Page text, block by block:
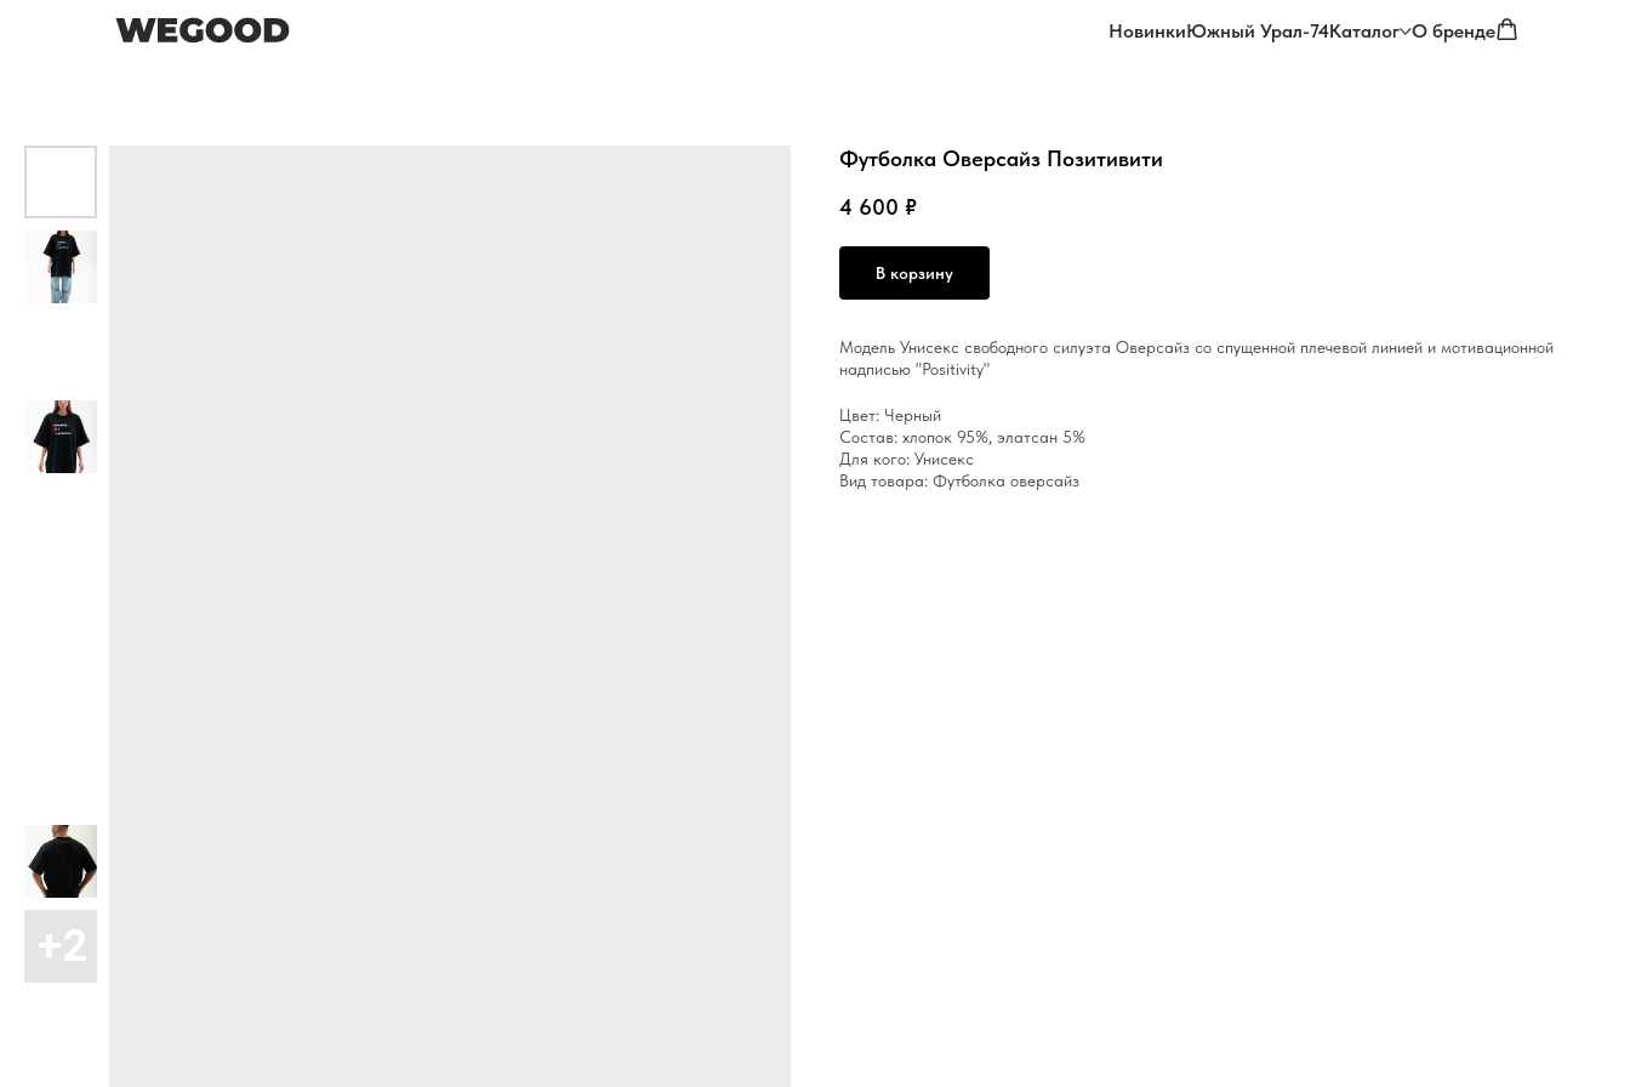
НовинкиЮжный Урал-74Каталог О бренде
Футболка Оверсайз Позитивити
4 600 ₽
В корзину
Модель Унисекс свободного силуэта Оверсайз со спущенной плечевой линией и мотивационной
надписью "Positivity"
Цвет: Черный
Состав: хлопок 95%, элатсан 5%
Для кого: Унисекс
Вид товара: Футболка оверсайз